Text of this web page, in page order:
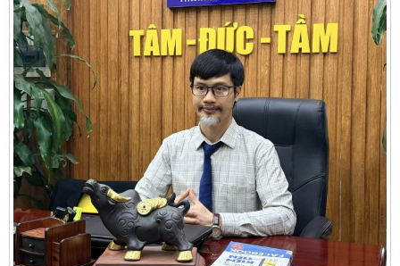
Cần thuê MBKD tại Phường Hoàng Liệt
Cần thuê MBKD tại Phường Định Công
Cần thuê MBKD tại Phường Tương Mai
Cần thuê MBKD tại Phường Vĩnh Hưng
Cần thuê MBKD tại Phường Lĩnh Nam
Cần thuê MBKD tại Phường Hồng Hà
Cần thuê MBKD tại Phường Láng
Cần thuê MBKD tại Phường Văn Miếu
Cần thuê MBKD tại Phường Kim Liên
Cần thuê MBKD tại Phường Bạch Mai
Cần thuê MBKD tại Phường Vĩnh Tuy